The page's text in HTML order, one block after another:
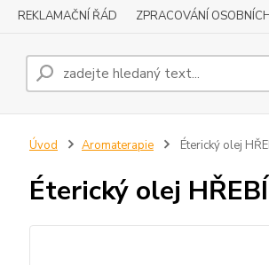
REKLAMAČNÍ ŘÁD ZPRACOVÁNÍ
Úvod Aromaterapie Éterický olej
Éterický olej